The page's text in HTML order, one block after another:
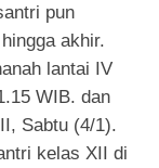
pun
akhir.
lantai IV
WIB. dan
Sabtu (4/1).
kelas XII di